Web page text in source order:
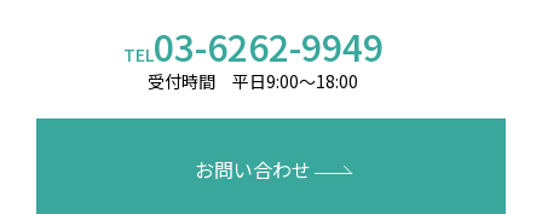
TEL03-6262-9949
受付時間 平日9:00～18:00
お問い合わせ